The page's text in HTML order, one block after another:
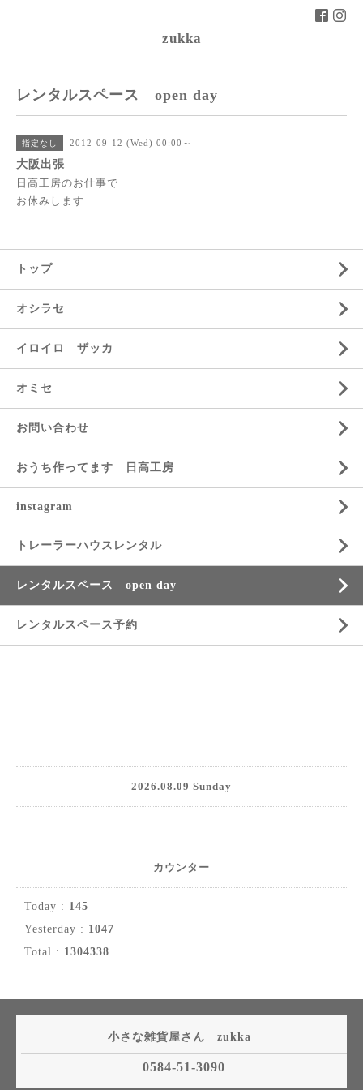
zukka
レンタルスペース open day
指定なし 2012-09-12 (Wed) 00:00～
大阪出張
日高工房のお仕事で
お休みします
トップ
オシラセ
イロイロ ザッカ
オミセ
お問い合わせ
おうち作ってます 日高工房
instagram
トレーラーハウスレンタル
レンタルスペース open day
レンタルスペース予約
2026.08.09 Sunday
カウンター
Today : 145
Yesterday : 1047
Total : 1304338
小さな雑貨屋さん zukka
0584-51-3090